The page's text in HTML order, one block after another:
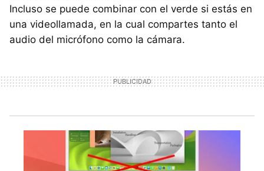
Incluso se puede combinar con el verde si estás en
una videollamada, en la cual compartes tanto el
audio del micrófono como la cámara.